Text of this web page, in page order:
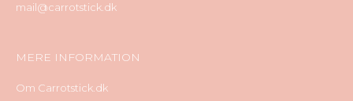
mail@carrotstick.dk
MERE INFORMATION
Om Carrotstick.dk